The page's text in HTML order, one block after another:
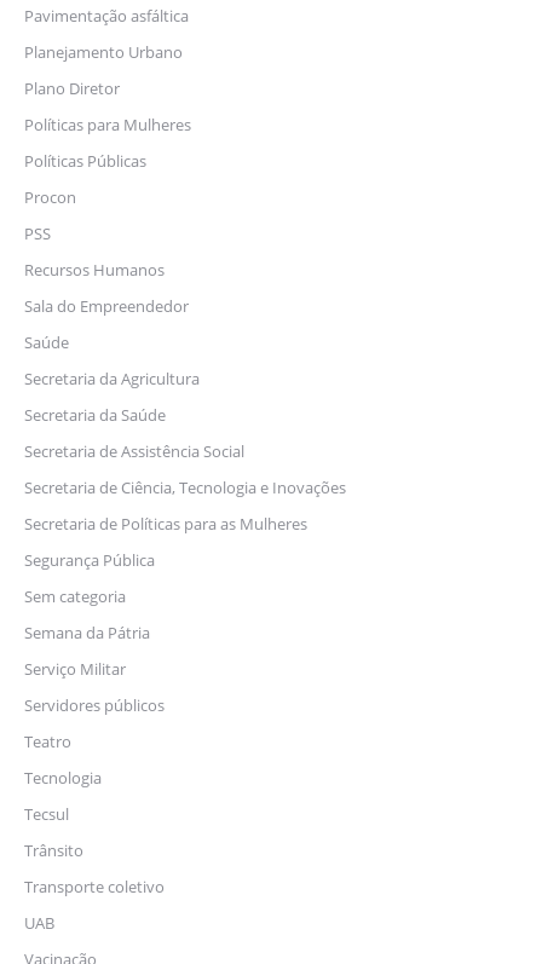
Pavimentação asfáltica
Planejamento Urbano
Plano Diretor
Políticas para Mulheres
Políticas Públicas
Procon
PSS
Recursos Humanos
Sala do Empreendedor
Saúde
Secretaria da Agricultura
Secretaria da Saúde
Secretaria de Assistência Social
Secretaria de Ciência, Tecnologia e Inovações
Secretaria de Políticas para as Mulheres
Segurança Pública
Sem categoria
Semana da Pátria
Serviço Militar
Servidores públicos
Teatro
Tecnologia
Tecsul
Trânsito
Transporte coletivo
UAB
Vacinação